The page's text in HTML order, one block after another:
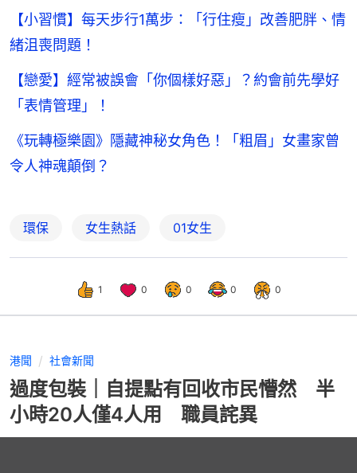
【小習慣】每天步行1萬步：「行住瘦」改善肥胖、情
緒沮喪問題！
【戀愛】經常被誤會「你個樣好惡」？約會前先學好
「表情管理」！
《玩轉極樂園》隱藏神秘女角色！「粗眉」女畫家曾
令人神魂顛倒？
環保 女生熱話 01女生
1 0 0 0 0
港聞 社會新聞
過度包裝｜自提點有回收市民懵然 半
小時20人僅4人用 職員詫異